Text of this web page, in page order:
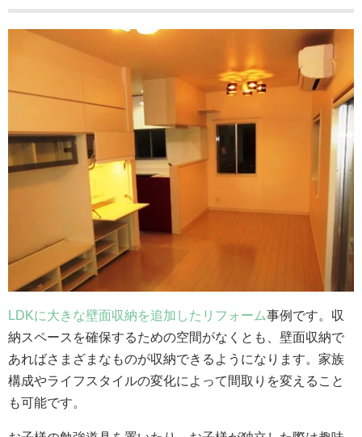
LDKに大きな壁面収納を追加したリフォーム事例です。収
納スペースを確保するための空間がなくとも、壁面収納で
あればさまざまなものが収納できるようになります。家族
構成やライフスタイルの変化によって間取りを変えること
も可能です。